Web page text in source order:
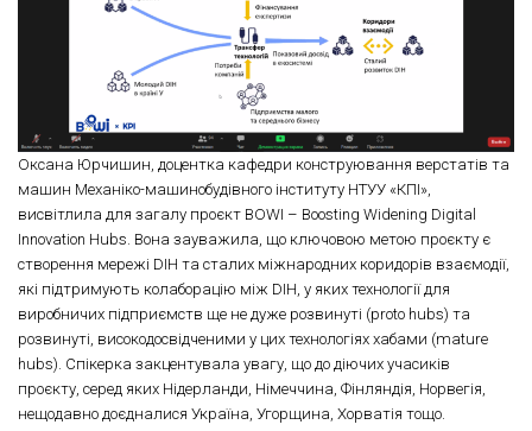
Оксана Юрчишин, доцентка кафедри конструювання верстатів та
машин Механіко-машинобудівного інституту НТУУ «КПІ»,
висвітлила для загалу проєкт BOWI – Boosting Widening Digital
Innovation Hubs. Вона зауважила, що ключовою метою проєкту є
створення мережі DIH та сталих міжнародних коридорів взаємодії,
які підтримують колаборацію між DIH, у яких технології для
виробничих підприємств ще не дуже розвинуті (proto hubs) та
розвинуті, високодосвідченими у цих технологіях хабами (mature
hubs). Спікерка закцентувала увагу, що до діючих учасиків
проєкту, серед яких Нідерланди, Німеччина, Фінляндія, Норвегія,
нещодавно доєдналися Україна, Угорщина, Хорватія тощо.